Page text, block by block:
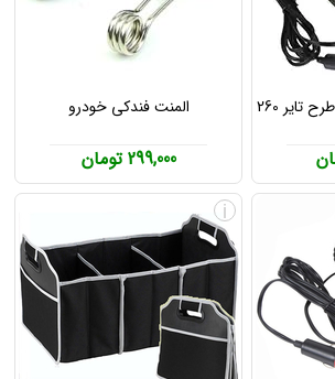
پمپ باد فندکی خودرو طرح تایر 260
المنت فندکی خودرو
299,000 تومان
i